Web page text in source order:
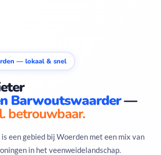
— lokaal & snel
Barwoutswaarder—
betrouwbaar.
een gebied bij Woerden met een mix van
in het veenweidelandschap.